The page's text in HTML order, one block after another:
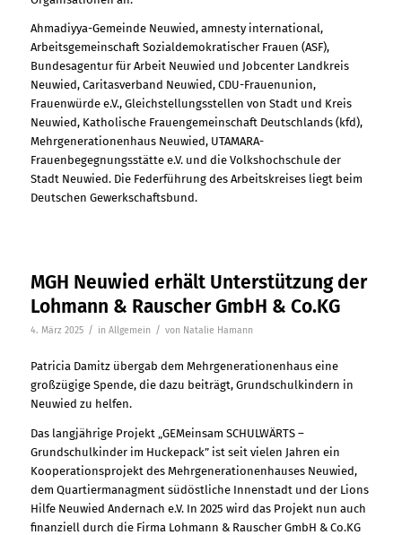
Ahmadiyya-Gemeinde Neuwied, amnesty international,
Arbeitsgemeinschaft Sozialdemokratischer Frauen (ASF),
Bundesagentur für Arbeit Neuwied und Jobcenter Landkreis
Neuwied, Caritasverband Neuwied, CDU-Frauenunion,
Frauenwürde e.V., Gleichstellungsstellen von Stadt und Kreis
Neuwied, Katholische Frauengemeinschaft Deutschlands (kfd),
Mehrgenerationenhaus Neuwied, UTAMARA-
Frauenbegegnungsstätte e.V. und die Volkshochschule der
Stadt Neuwied. Die Federführung des Arbeitskreises liegt beim
Deutschen Gewerkschaftsbund.
MGH Neuwied erhält Unterstützung der
Lohmann & Rauscher GmbH & Co.KG
4. März 2025 / in Allgemein / von Natalie Hamann
Patricia Damitz übergab dem Mehrgenerationenhaus eine
großzügige Spende, die dazu beiträgt, Grundschulkindern in
Neuwied zu helfen.
Das langjährige Projekt „GEMeinsam SCHULWÄRTS –
Grundschulkinder im Huckepack” ist seit vielen Jahren ein
Kooperationsprojekt des Mehrgenerationenhauses Neuwied,
dem Quartiermanagment südöstliche Innenstadt und der Lions
Hilfe Neuwied Andernach e.V. In 2025 wird das Projekt nun auch
finanziell durch die Firma Lohmann & Rauscher GmbH & Co.KG